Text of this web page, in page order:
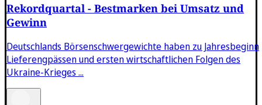
Rekordquartal - Bestmarken bei Umsatz und
Gewinn
Deutschlands Börsenschwergewichte haben zu Jahresbeginn
Lieferengpässen und ersten wirtschaftlichen Folgen des
Ukraine-Krieges ...